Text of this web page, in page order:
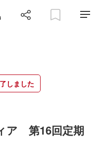
しました
ア 第16回定期